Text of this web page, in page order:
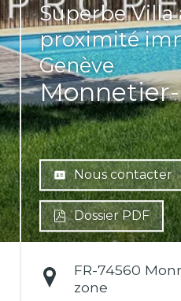
Superbe Villa
proximité
Genève
Nous contacter
Dossier PDF
FR-74560
zone